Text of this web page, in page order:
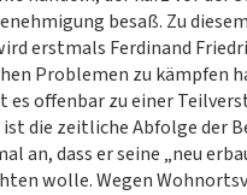
besaß. Zu
erstmals Ferdinand
Problemen zu kämpfen
es offenbar zu einer
die zeitliche Abfolge der
an, dass er seine „neu
wolle. Wegen